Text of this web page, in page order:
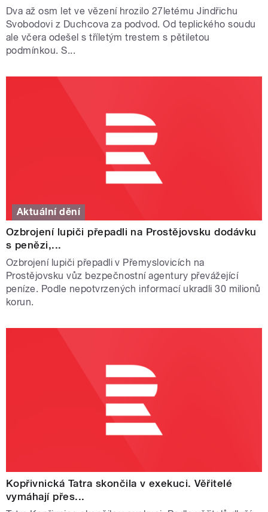
Dva až osm let ve vězení hrozilo 27letému Jindřichu
Svobodovi z Duchcova za podvod. Od teplického soudu
ale včera odešel s tříletým trestem s pětiletou
podmínkou. S...
Aktuální dění
Ozbrojení lupiči přepadli na Prostějovsku dodávku
s penězi,...
Ozbrojení lupiči přepadli v Přemyslovicích na
Prostějovsku vůz bezpečnostní agentury převážející
peníze. Podle nepotvrzených informací ukradli 30 milionů
korun.
Kopřivnická Tatra skončila v exekuci. Věřitelé
vymáhají přes...